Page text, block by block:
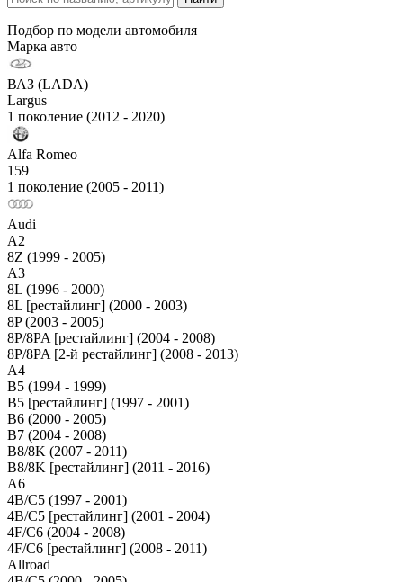
Подбор по модели автомобиля
Марка авто
ВАЗ (LADA)
Largus
1 поколение (2012 - 2020)
Alfa Romeo
159
1 поколение (2005 - 2011)
Audi
A2
8Z (1999 - 2005)
A3
8L (1996 - 2000)
8L [рестайлинг] (2000 - 2003)
8P (2003 - 2005)
8P/8PA [рестайлинг] (2004 - 2008)
8P/8PA [2-й рестайлинг] (2008 - 2013)
A4
B5 (1994 - 1999)
B5 [рестайлинг] (1997 - 2001)
B6 (2000 - 2005)
B7 (2004 - 2008)
B8/8K (2007 - 2011)
B8/8K [рестайлинг] (2011 - 2016)
A6
4B/C5 (1997 - 2001)
4B/C5 [рестайлинг] (2001 - 2004)
4F/C6 (2004 - 2008)
4F/C6 [рестайлинг] (2008 - 2011)
Allroad